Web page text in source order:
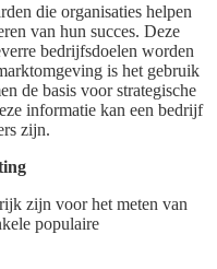
die organisaties helpen
van hun succes. Deze
bedrijfsdoelen worden
is het gebruik
de basis voor strategische
informatie kan een bedrijf
zijn.
zijn voor het meten van
populaire